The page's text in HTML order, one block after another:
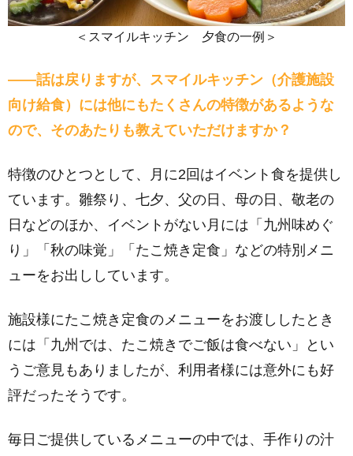
＜スマイルキッチン 夕食の一例＞
――話は戻りますが、スマイルキッチン（介護施設
向け給食）には他にもたくさんの特徴があるような
ので、そのあたりも教えていただけますか？
特徴のひとつとして、月に2回はイベント食を提供し
ています。雛祭り、七夕、父の日、母の日、敬老の
日などのほか、イベントがない月には「九州味めぐ
り」「秋の味覚」「たこ焼き定食」などの特別メニ
ューをお出ししています。
施設様にたこ焼き定食のメニューをお渡ししたとき
には「九州では、たこ焼きでご飯は食べない」とい
うご意見もありましたが、利用者様には意外にも好
評だったそうです。
毎日ご提供しているメニューの中では、手作りの汁